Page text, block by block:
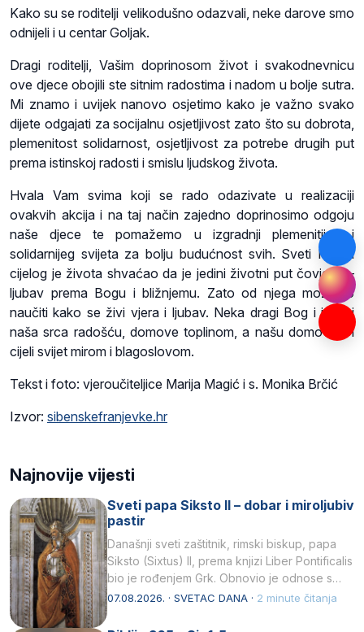
Kako su se roditelji velikodušno odazvali, neke darove smo
odnijeli i u centar Goljak.
Dragi roditelji, Vašim doprinosom život i svakodnevnicu
ove djece obojili ste sitnim radostima i nadom u bolje sutra.
Mi znamo i uvijek nanovo osjetimo kako je važno svako
dijete odgajati za socijalnu osjetljivost zato što su dobrota,
plemenitost solidarnost, osjetljivost za potrebe drugih put
prema istinskoj radosti i smislu ljudskog života.
Hvala Vam svima koji se rado odazivate u realizaciji
ovakvih akcija i na taj način zajedno doprinosimo odgoju
naše djece te pomažemo u izgradnji plemenitijeg i
solidarnijeg svijeta za bolju budućnost svih. Sveti Nikola
cijelog je života shvaćao da je jedini životni put čovjeka –
ljubav prema Bogu i bližnjemu. Zato od njega možemo
naučiti kako se živi vjera i ljubav. Neka dragi Bog i ispuni
naša srca radošću, domove toplinom, a našu domovinu i
cijeli svijet mirom i blagoslovom.
Tekst i foto: vjeroučiteljice Marija Magić i s. Monika Brčić
Izvor: sibenskefranjevke.hr
Najnovije vijesti
Sveti papa Siksto II – dobar i miroljubiv
pastir
Današnji sveti zaštitnik, rimski biskup, papa
Siksto (Sixtus) II, prema knjizi Liber Pontificalis
bio je rođenjem Grk. Obnovio je odnose s
afričkim…
07.08.2026. · SVETAC DANA · 2 minute čitanja